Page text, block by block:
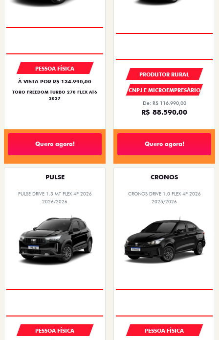
PESSOA FÍSICA
À VISTA POR R$ 134.990,00
TORO FREEDOM TURBO 270 FLEX AT6
2027
Quero agora!
PRODUTOR RURAL
CNPJ E MICROEMPRESÁRIO
De: R$ 116.990,00
R$ 88.590,00
Quero agora!
PULSE
PULSE DRIVE 1.3 MT FLEX 4P 2026
2026/2026
PESSOA FÍSICA
CRONOS
CRONOS DRIVE 1.0 FLEX 4P 2026
2025/2026
PESSOA FÍSICA